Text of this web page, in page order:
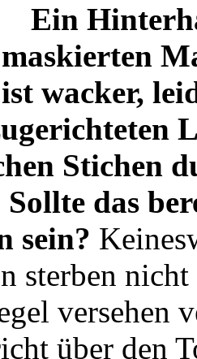
Ein
wacker,
Stichen
das
sein?
sterben
versehen
über den